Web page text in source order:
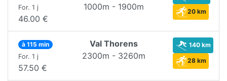
For. 1 j
46.00 €
1000m - 1900m
20 km
à 115 min
For. 1 j
57.50 €
Val Thorens
2300m - 3260m
140 km
28 km